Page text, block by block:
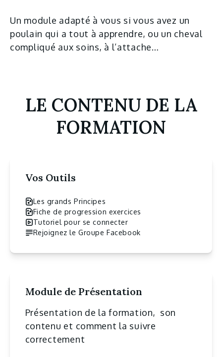
Un module adapté à vous si vous avez un
poulain qui a tout à apprendre, ou un cheval
compliqué aux soins, à l’attache…
LE CONTENU DE LA
FORMATION
Vos Outils
Les grands Principes
Fiche de progression exercices
Tutoriel pour se connecter
Rejoignez le Groupe Facebook
Module de Présentation
Présentation de la formation, son
contenu et comment la suivre
correctement